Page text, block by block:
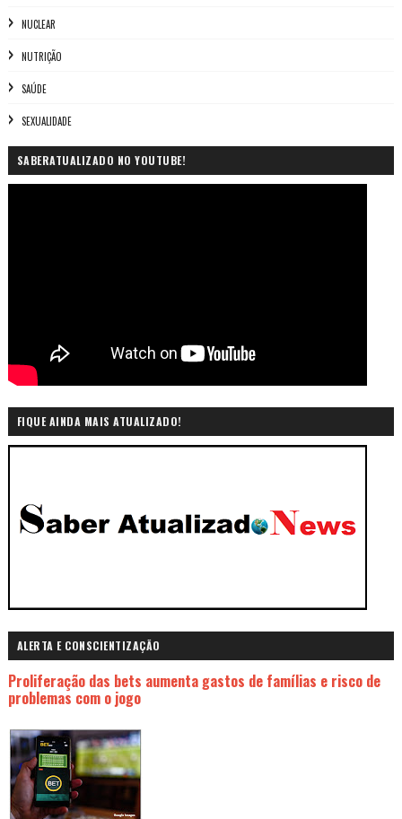
NUCLEAR
NUTRIÇÃO
SAÚDE
SEXUALIDADE
SABERATUALIZADO NO YOUTUBE!
FIQUE AINDA MAIS ATUALIZADO!
ALERTA E CONSCIENTIZAÇÃO
Proliferação das bets aumenta gastos de famílias e risco de
problemas com o jogo